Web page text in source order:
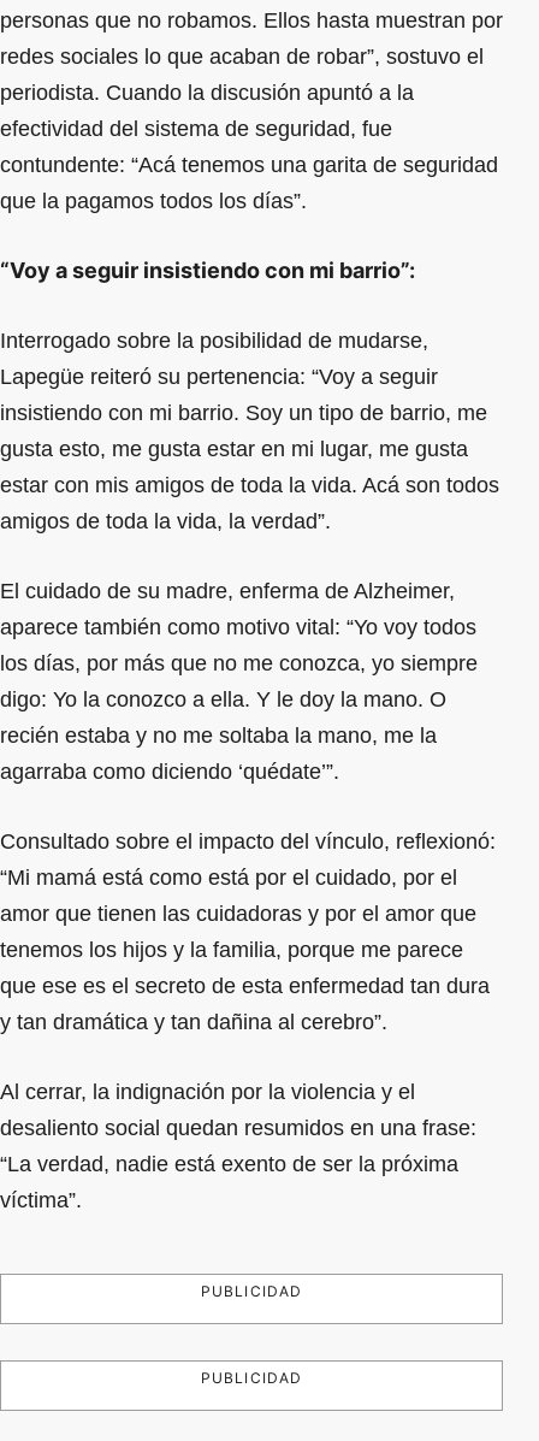
personas que no robamos. Ellos hasta muestran por
redes sociales lo que acaban de robar”, sostuvo el
periodista. Cuando la discusión apuntó a la
efectividad del sistema de seguridad, fue
contundente: “Acá tenemos una garita de seguridad
que la pagamos todos los días”.
“Voy a seguir insistiendo con mi barrio”:
Interrogado sobre la posibilidad de mudarse,
Lapegüe reiteró su pertenencia: “Voy a seguir
insistiendo con mi barrio. Soy un tipo de barrio, me
gusta esto, me gusta estar en mi lugar, me gusta
estar con mis amigos de toda la vida. Acá son todos
amigos de toda la vida, la verdad”.
El cuidado de su madre, enferma de Alzheimer,
aparece también como motivo vital: “Yo voy todos
los días, por más que no me conozca, yo siempre
digo: Yo la conozco a ella. Y le doy la mano. O
recién estaba y no me soltaba la mano, me la
agarraba como diciendo ‘quédate’”.
Consultado sobre el impacto del vínculo, reflexionó:
“Mi mamá está como está por el cuidado, por el
amor que tienen las cuidadoras y por el amor que
tenemos los hijos y la familia, porque me parece
que ese es el secreto de esta enfermedad tan dura
y tan dramática y tan dañina al cerebro”.
Al cerrar, la indignación por la violencia y el
desaliento social quedan resumidos en una frase:
“La verdad, nadie está exento de ser la próxima
víctima”.
PUBLICIDAD
PUBLICIDAD